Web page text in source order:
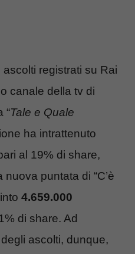
registrati su Rai
canale della tv di
“Tale e Quale
ha intrattenuto
al 19% di share,
puntata di “C’è
4.659.000
di share. Ad
ascolti, dunque,